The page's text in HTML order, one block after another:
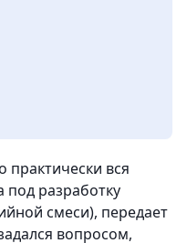
практически вся
разработку
смеси), передает
вопросом,